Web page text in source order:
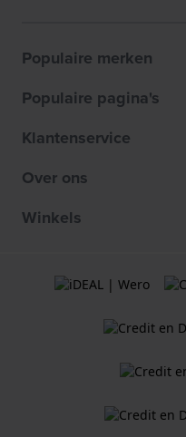
Populaire merken
Populaire pagina's
Klantenservice
Over ons
Winkels